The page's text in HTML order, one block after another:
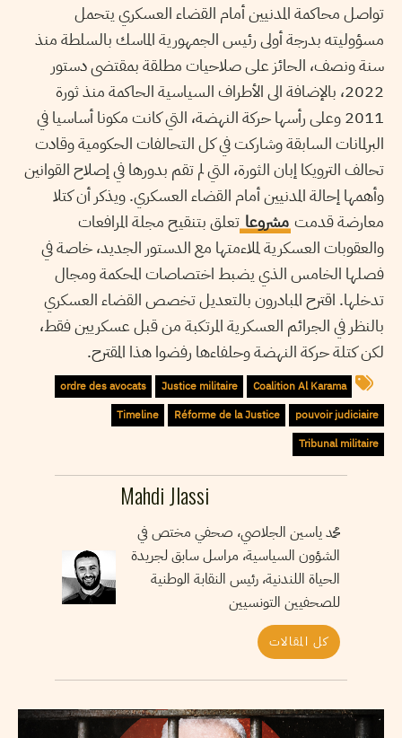
تواصل محاكمة المدنيين أمام القضاء العسكري يتحمل
مسؤوليته بدرجة أولى رئيس الجمهورية الماسك بالسلطة منذ
سنة ونصف، الحائز على صلاحيات مطلقة بمقتضى دستور
2022، بالإضافة الى الأطراف السياسية الحاكمة منذ ثورة
2011 وعلى رأسها حركة النهضة، التي كانت مكونا أساسيا في
البرلمانات السابقة وشاركت في كل التحالفات الحكومية وقادت
تحالف الترويكا إبان الثورة، التي لم تقم بدورها في إصلاح القوانين
وأهمها إحالة المدنيين أمام القضاء العسكري. ويذكر أن كتلا
معارضة قدمت مشروعا تعلق بتنقيح مجلة المرافعات
والعقوبات العسكرية لملاءمتها مع الدستور الجديد، خاصة في
فصلها الخامس الذي يضبط اختصاصات المحكمة ومجال
تدخلها. اقترح المبادرون بالتعديل تخصص القضاء العسكري
بالنظر في الجرائم العسكرية المرتكبة من قبل عسكريين فقط،
لكن كتلة حركة النهضة وحلفاءها رفضوا هذا المقترح.
Coalition Al Karama
Justice militaire
ordre des avocats
pouvoir judiciaire
Réforme de la Justice
Timeline
Tribunal militaire
Mahdi Jlassi
محمد ياسين الجلاصي، صحفي مختص في
الشؤون السياسية، مراسل سابق لجريدة
الحياة اللندنية، رئيس النقابة الوطنية
للصحفيين التونسيين
كل المقالات